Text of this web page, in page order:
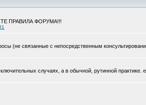
ПРАВИЛА ФОРУМА!!!
(не связанные с непосредственным
случаях, а в обычной, рутинной практике.